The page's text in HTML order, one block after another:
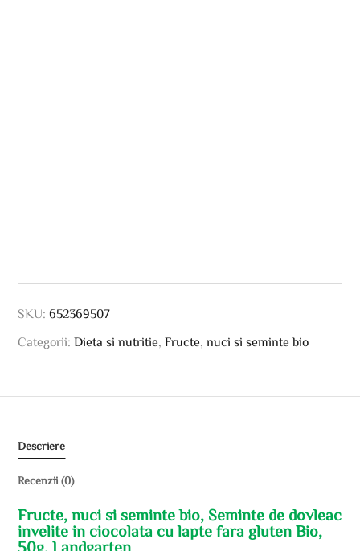
SKU:652369507
Categorii:Dieta si nutritie,Fructe,nuci si seminte bio
Descriere
Recenzii (0)
Fructe, nuci si seminte bio, Seminte de dovleac
invelite in ciocolata cu lapte fara gluten Bio,
50g, Landgarten